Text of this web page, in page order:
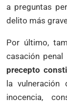
a preguntas
delito más
Por último,
casación
precepto
la
inocencia,